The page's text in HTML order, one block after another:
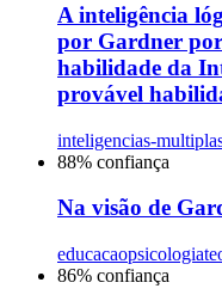
A inteligência
por Gardner
habilidade da
provável
inteligencias-
88% confiança
Na visão de
educacaopsicologia
86% confiança